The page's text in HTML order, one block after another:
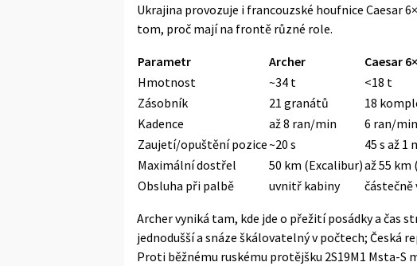
Ukrajina provozuje i francouzské houfnice Caesar
tom, proč mají na frontě různé role.
Parametr Archer
Caesar
Hmotnost
~34 t
<18 t
Zásobník
21 granátů
18
Kadence
až 8 ran/min
6 ran/min
Zaujetí/opuštění pozice~20 s
45 s až 1
Maximální dostřel
50 km (Excalibur)až 55 km
Obsluha při palbě
uvnitř kabiny částečně
Archer vyniká tam, kde jde o přežití posádky a čas
jednodušší a snáze škálovatelný v počtech; Česká
Proti běžnému ruskému protějšku 2S19M1 Msta-S